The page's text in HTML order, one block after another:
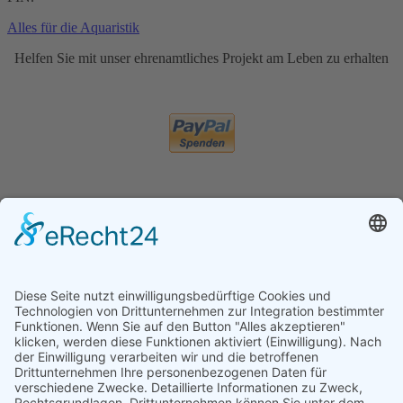
Alles für die Aquaristik
Helfen Sie mit unser ehrenamtliches Projekt am Leben zu erhalten